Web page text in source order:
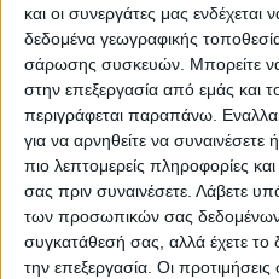
και οι συνεργάτες μας
δεδομένα γεωγραφικής
σάρωσης συσκευών. Μπορείτε να
στην επεξεργασία από εμάς και
περιγράφεται παραπάνω.
για να αρνηθείτε να
πιο λεπτομερείς πληροφορίες και
σας πριν συναινέσετε. Λάβετε
των προσωπικών σας δεδομένων
συγκατάθεσή σας, αλλά έχετε το
την επεξεργασία. Οι